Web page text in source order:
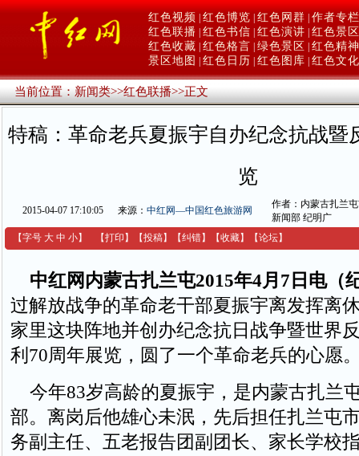
红色视频 红色博览 红色网群 作者专栏
红色联播 红色书信 红色演讲 红色景区
红色收藏 红色格言 绿色景区
红色精神
景区地图
红色日历 红色图库 红色文化
当前位置：新闻类>>红色联播>>正文
特稿：革命老兵夏振宇自办纪念抗战暨
览
2015-04-07 17:10:05 来源： 中红网—中国红色旅游网
作者：内蒙古扎兰
新闻部 纪明广
【字号 大 中 小】 【打印 】 【投稿】 【纠错】 【收藏】 【论坛】
中红网内蒙古扎兰屯2015年4月7日电（
过解放战争的革命老干部夏振宇离发挥离
家里这块阵地并创办纪念抗日战争暨世界
利70周年展览，圆了一个革命老兵的心愿
今年83岁高龄的夏振宇，是内蒙古扎兰
部。离岗后他雄心未泯，先后担任扎兰屯
务副主任、五老报告团副团长、家长学校